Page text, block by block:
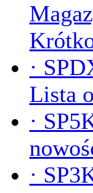
·
Lista
·
·